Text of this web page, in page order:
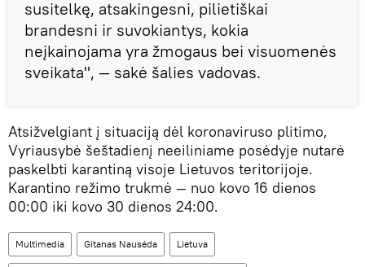
susitelkę, atsakingesni, pilietiškai
brandesni ir suvokiantys, kokia
neįkainojama yra žmogaus bei visuomenės
sveikata", — sakė šalies vadovas.
Atsižvelgiant į situaciją dėl koronaviruso plitimo,
Vyriausybė šeštadienį neeiliniame posėdyje nutarė
paskelbti karantiną visoje Lietuvos teritorijoje.
Karantino režimo trukmė — nuo kovo 16 dienos
00:00 iki kovo 30 dienos 24:00.
Multimedia Gitanas Nausėda Lietuva